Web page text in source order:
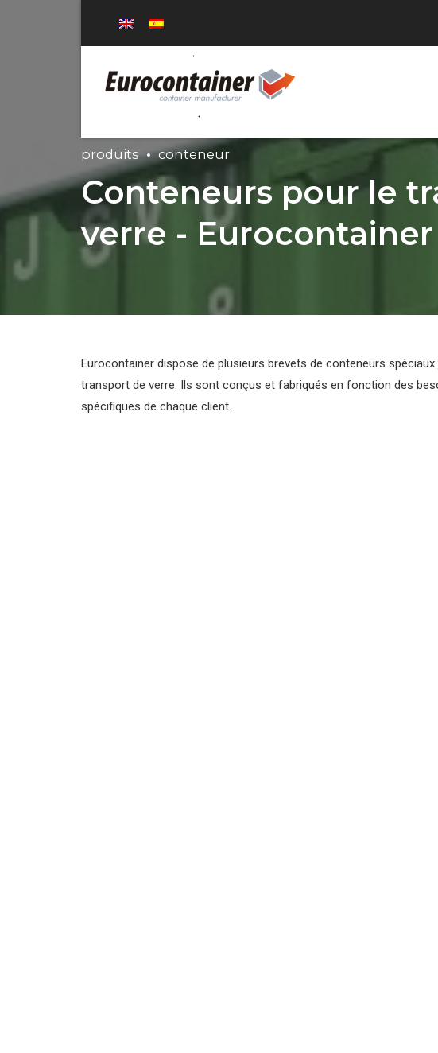
produits conteneur
Conteneurs pour le
verre -
Eurocontainer dispose de plusieurs brevets de conteneurs spéciaux
transport de verre. Ils sont conçus et fabriqués en fonction des
spécifiques de chaque client.